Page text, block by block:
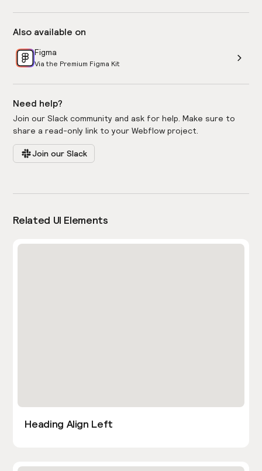
Also available on
Figma
Via the Premium Figma Kit
Need help?
Join our Slack community and ask for help. Make sure to
share a read-only link to your Webflow project.
Join our Slack
Related UI Elements
Heading Align Left